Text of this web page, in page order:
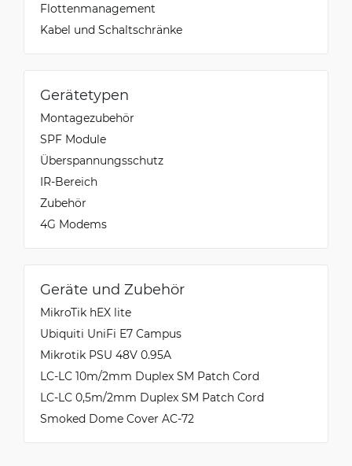
Flottenmanagement
Kabel und Schaltschränke
Gerätetypen
Montagezubehör
SPF Module
Überspannungsschutz
IR-Bereich
Zubehör
4G Modems
Geräte und Zubehör
MikroTik hEX lite
Ubiquiti UniFi E7 Campus
Mikrotik PSU 48V 0.95A
LC-LC 10m/2mm Duplex SM Patch Cord
LC-LC 0,5m/2mm Duplex SM Patch Cord
Smoked Dome Cover AC-72